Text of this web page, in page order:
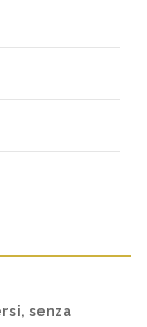
senza